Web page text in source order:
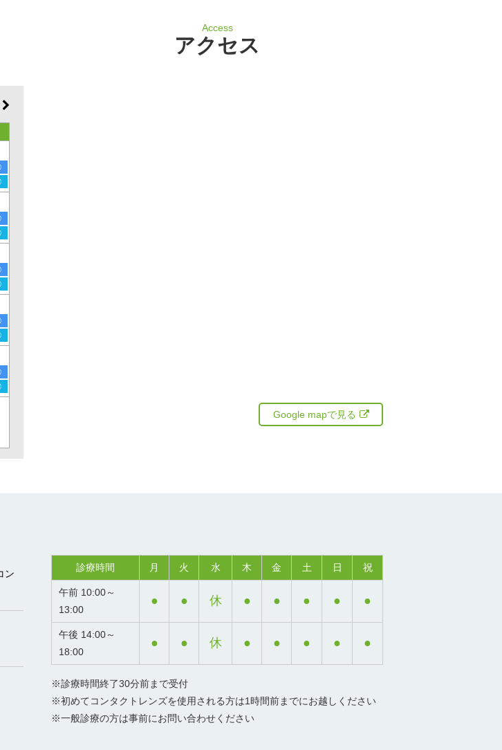
Access
アクセス
Google mapで見る
ン
診療時間 月 火 水 木 金 土 日 祝
午前 10:00～
13:00
● ● 休 ● ● ● ● ●
午後 14:00～
18:00
● ● 休 ● ● ● ● ●
※診療時間終了30分前まで受付
※初めてコンタクトレンズを使用される方は1時間前までにお越しください
※一般診療の方は事前にお問い合わせください